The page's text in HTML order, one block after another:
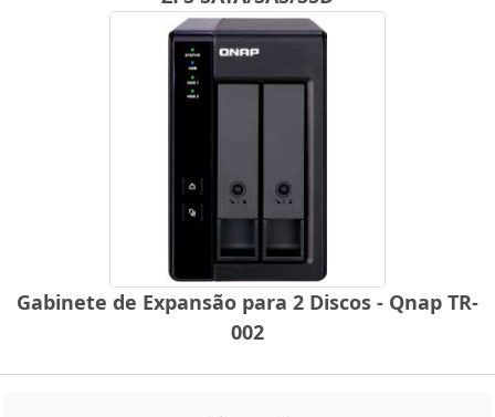
Gabinete de Expansão para 2 Discos - Qnap TR-
002